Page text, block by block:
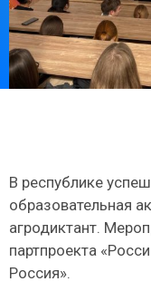
В республике
образовательная
агродиктант.
партпроекта
Россия».